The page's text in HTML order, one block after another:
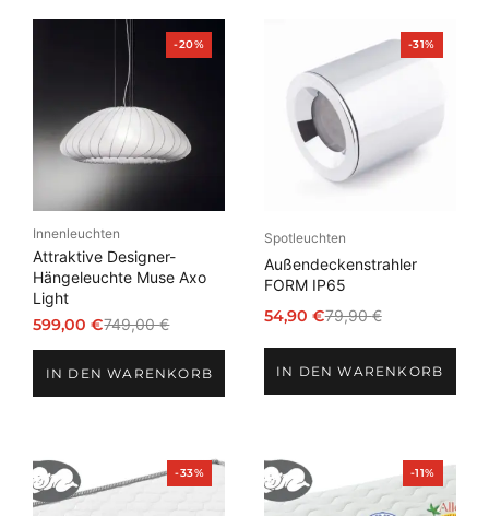
-20%Produkt
im
Innenleuchten
Attraktive Designer-
Hängeleuchte Muse Axo
Light
749,00€
Ursprünglicher
war:
599,00€
Aktueller
ist:IN DEN WARENKORB
-31%Produkt
im
Spotleuchten
Außendeckenstrahler
FORM IP65
79,90€
Ursprünglicher
Preis
war:
79,90 €
54,90 €
Aktueller
Preis
ist:
54,90 €.
IN DEN WARENKORB
-33%Produkt
im
-11%Produkt
im
Angebot